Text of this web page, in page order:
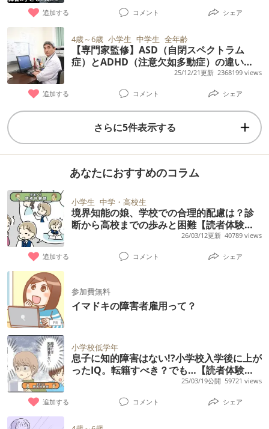
追加する コメント シェア
4歳～6歳 小学生 中学生 全年齢
【専門家監修】ASD（自閉スペクトラム
症）とADHD（注意欠如多動症）の違い
は？こだわりはどちらの特徴？
25/12/21更新 2368199 views
追加する コメント シェア
さらに5件表示する
あなたにおすすめのコラム
小学生 中学・高校生
境界知能の娘、学校での合理的配慮は？診
断から高校までの歩みと困難【読者体験
26/03/12更新 40789 views
追加する コメント シェア
参加費無料
イマドキの障害者雇用って？
小学校低学年
息子に知的障害はない!?小学校入学後に上が
ったIQ。転籍すべき？でも…【読者体験
25/03/19公開 59721 views
追加する コメント シェア